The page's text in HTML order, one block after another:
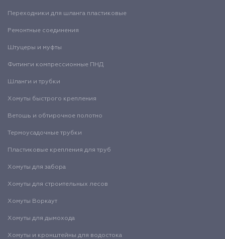
Переходники для шланга пластиковые
Ремонтные соединения
Штуцеры и муфты
Фитинги компрессионные ПНД
Шланги и трубки
Хомуты быстрого крепления
Ветошь и обтирочное полотно
Термоусадочные трубки
Пластиковые крепления для труб
Хомуты для забора
Хомуты для строительных лесов
Хомуты Воркаут
Хомуты для дымохода
Хомуты и кронштейны для водостока